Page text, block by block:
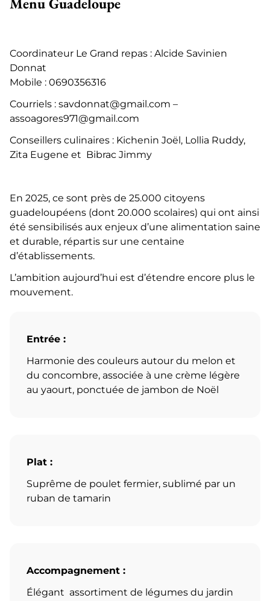
Coordinateur Le Grand repas : Alcide Savinien
Donnat
Mobile : 0690356316
Courriels : savdonnat@gmail.com –
assoagores971@gmail.com
Conseillers culinaires : Kichenin Joël, Lollia Ruddy,
Zita Eugene et Bibrac Jimmy
En 2025, ce sont près de 25.000 citoyens
guadeloupéens (dont 20.000 scolaires) qui ont ainsi
été sensibilisés aux enjeux d’une alimentation saine
et durable, répartis sur une centaine
d’établissements.
L’ambition aujourd’hui est d’étendre encore plus le
mouvement.
Entrée :
Harmonie des couleurs autour du melon et
du concombre, associée à une crème légère
au yaourt, ponctuée de jambon de Noël
Plat :
Suprême de poulet fermier, sublimé par un
ruban de tamarin
Accompagnement :
Élégant assortiment de légumes du jardin